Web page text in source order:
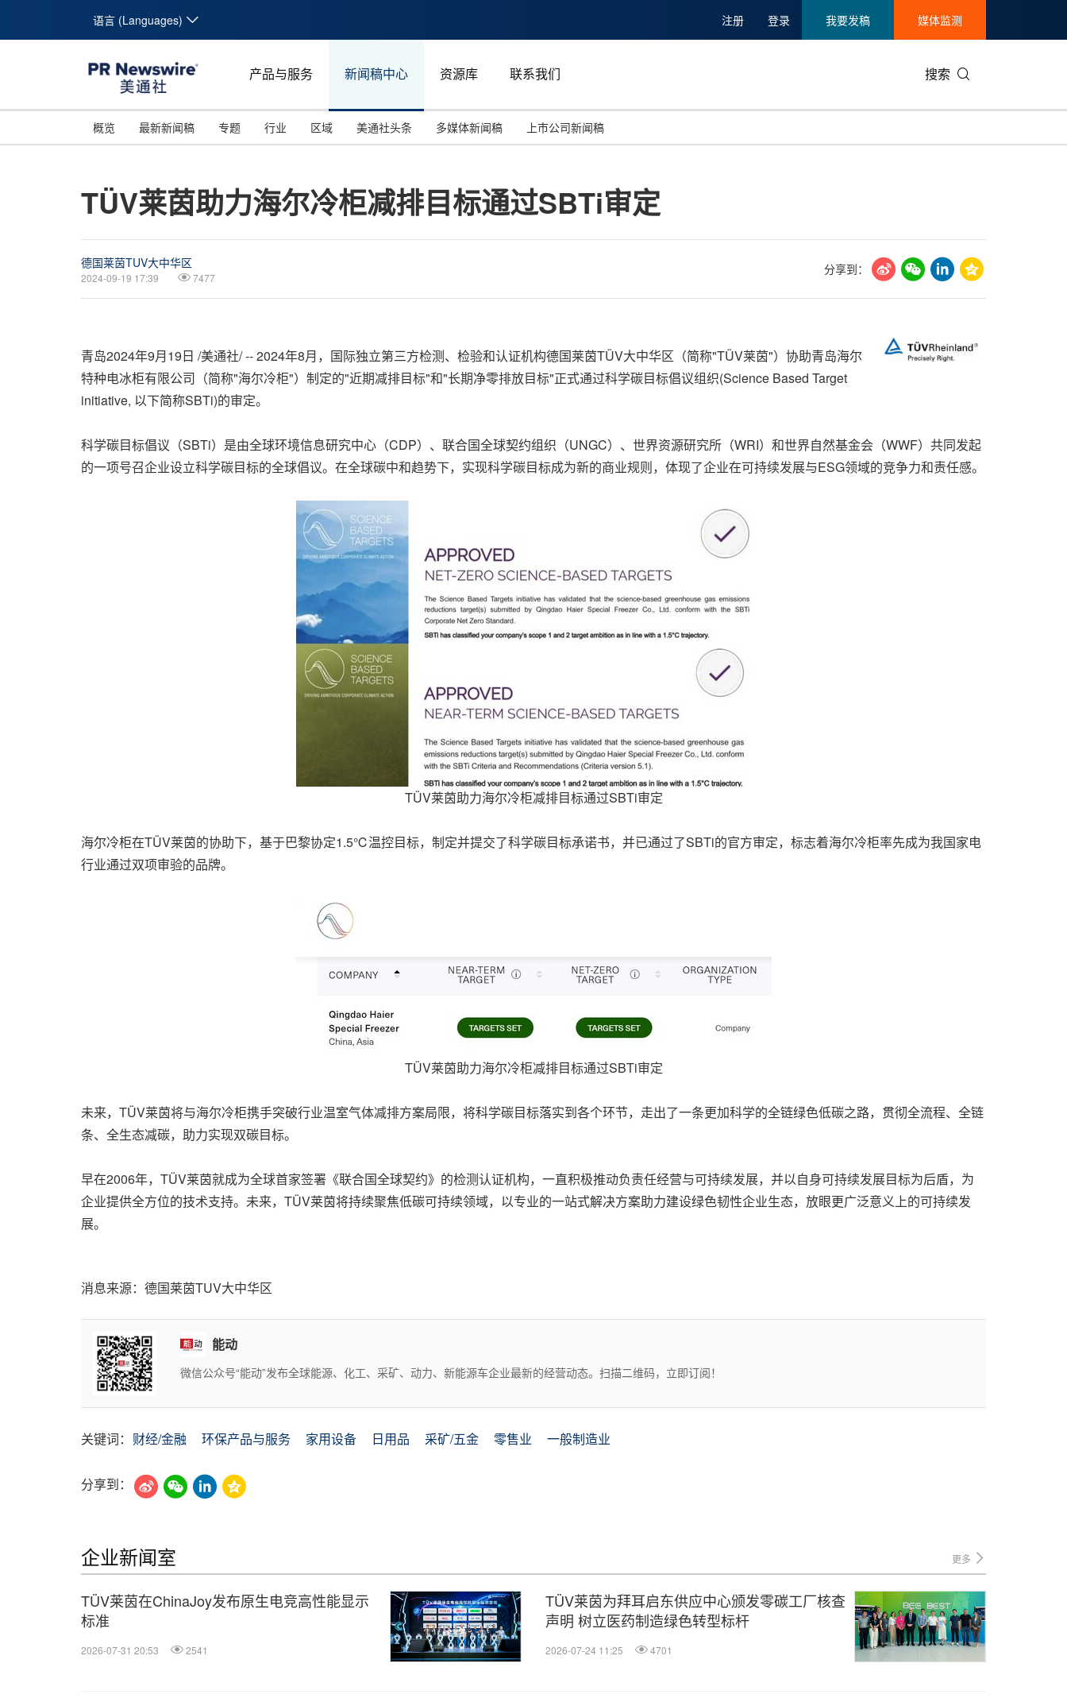
语言 (Languages) 注册 登录 我要发稿 媒体监测
产品与服务 新闻稿中心 资源库 联系我们 搜索
概览 最新新闻稿 专题
投资并购
美国临床肿瘤学会(ASCO)
行业
能源化工与环保
区域
马来西亚
美通社头条 多媒体新闻稿 上市公司新闻稿
TÜV莱茵助力海尔冷柜减排目标通过SBTi审定
德国莱茵TUV大中华区
2024-09-19 17:39 7477
分享到：
青岛2024年9月19日 /美通社/ -- 2024年8月，国际独立第三方检测、检验和认证机构德国莱茵TÜV大中华区（简称"TÜV莱茵"）协助青岛海尔
特种电冰柜有限公司（简称"海尔冷柜"）制定的"近期减排目标"和"长期净零排放目标"正式通过科学碳目标倡议组织(Science Based Target
initiative, 以下简称SBTi)的审定。
科学碳目标倡议（SBTi）是由全球环境信息研究中心（CDP）、联合国全球契约组织（UNGC）、世界资源研究所（WRI）和世界自然基金会（WWF）共同发起
的一项号召企业设立科学碳目标的全球倡议。在全球碳中和趋势下，实现科学碳目标成为新的商业规则，体现了企业在可持续发展与ESG领域的竞争力和责任感。
TÜV莱茵助力海尔冷柜减排目标通过SBTi审定
海尔冷柜在TÜV莱茵的协助下，基于巴黎协定1.5℃温控目标，制定并提交了科学碳目标承诺书，并已通过了SBTi的官方审定， 标志着海尔冷柜率先成为我国家电
行业通过双项审验的品牌。
TÜV莱茵助力海尔冷柜减排目标通过SBTi审定
未来，TÜV莱茵将与海尔冷柜携手突破行业温室气体减排方案局限，将科学碳目标落实到各个环节，走出了一条更加科学的全链绿色低碳之路，贯彻全流程、全链
条、全生态减碳，助力实现双碳目标。
早在2006年，TÜV莱茵就成为全球首家签署《联合国全球契约》的检测认证机构，一直积极推动负责任经营与可持续发展，并以自身可持续发展目标为后盾，为
企业提供全方位的技术支持。未来，TÜV莱茵将持续聚焦低碳可持续领域，以专业的一站式解决方案助力建设绿色韧性企业生态，放眼更广泛意义上的可持续发
展。
消息来源：德国莱茵TUV大中华区
能动
微信公众号“能动”发布全球能源、化工、采矿、动力、新能源车企业最新的经营动态。扫描二维码，立即订阅！
关键词： 财经/金融 环保产品与服务 家用设备 日用品 采矿/五金 零售业 一般制造业
分享到：
企业新闻室 更多
TÜV莱茵在ChinaJoy发布原生电竞高性能显示
标准
2026-07-31 20:53 2541
TÜV莱茵为拜耳启东供应中心颁发零碳工厂核查
声明 树立医药制造绿色转型标杆
2026-07-24 11:25 4701